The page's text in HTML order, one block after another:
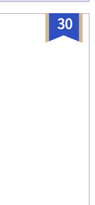
ずにいた。 そん
た。 断らなけれ
たからだ。30